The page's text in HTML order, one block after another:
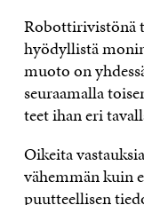
Robottirivistönä
hyödyllistä
muoto on
seuraamalla
teet ihan eri
Oikeita
vähemmän kuin
puutteellisen